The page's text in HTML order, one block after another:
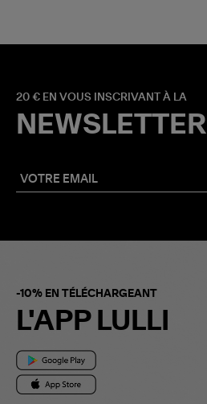
20 € EN VOUS INSCRIVANT À LA
NEWSLETTER
-10% EN TÉLÉCHARGEANT
L'APP LULLI